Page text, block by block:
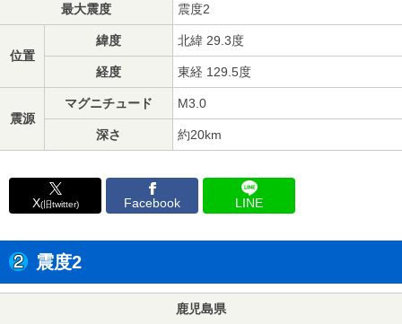
最大震度 震度2
位置
緯度 北緯 29.3度
経度 東経 129.5度
震源
マグニチュード M3.0
深さ 約20km
X(旧twitter) Facebook LINE
震度2
鹿児島県